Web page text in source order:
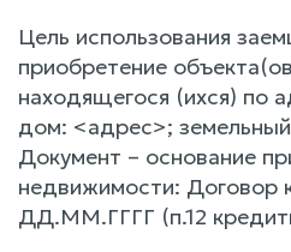
Цель использования
приобретение
находящегося (ихся) по
дом: <адрес>;
Документ – основание
недвижимости: Договор
ДД.ММ.ГГГГ (п.12